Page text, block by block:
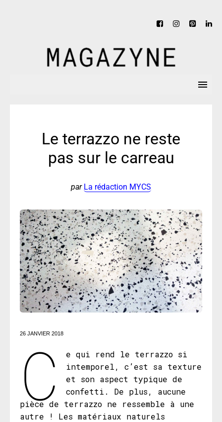
Le terrazzo ne reste
pas sur le carreau
par La rédaction MYCS
26 JANVIER 2018
C
e qui rend le terrazzo si
intemporel, c’est sa texture
et son aspect typique de
confetti. De plus, aucune
pièce de terrazzo ne ressemble à une
autre ! Les matériaux naturels